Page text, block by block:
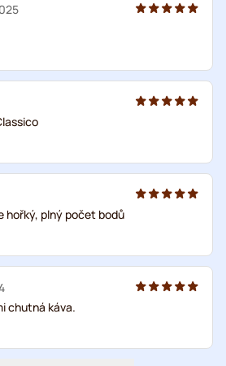
hořký, plný počet bodů
chutná káva.